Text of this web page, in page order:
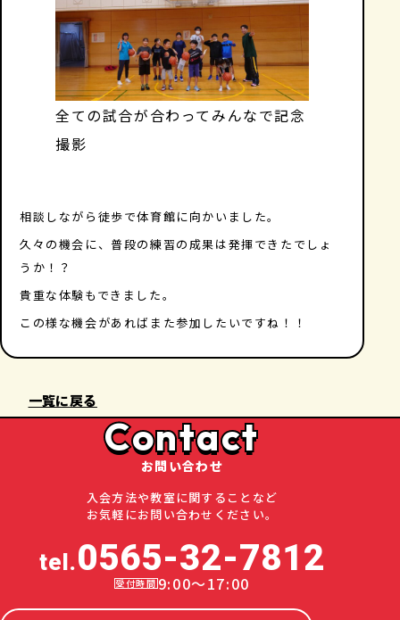
全ての試合が合わってみんなで記念
撮影
相談しながら徒歩で体育館に向かいました。
久々の機会に、普段の練習の成果は発揮できたでしょ
うか！？
貴重な体験もできました。
この様な機会があればまた参加したいですね！！
一覧に戻る
Contact
お問い合わせ
入会方法や教室に関することなど
お気軽にお問い合わせください。
tel.0565-32-7812
9:00～17:00